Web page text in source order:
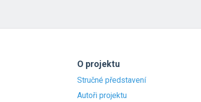
O projektu
Stručné představení
Autoři projektu